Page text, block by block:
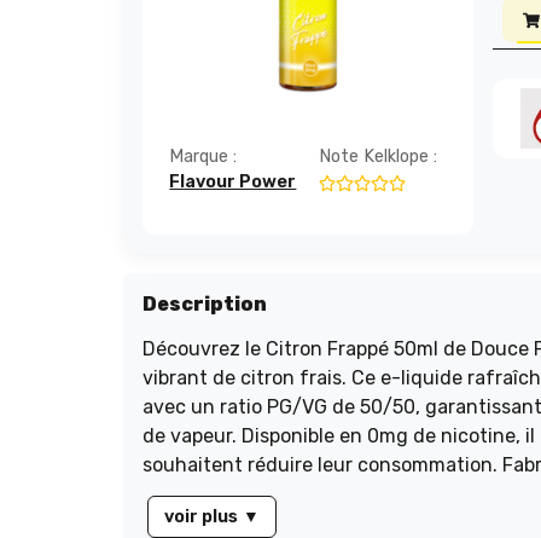
Marque :
Flavour Power
Note Kelklope :
Description
Découvrez le Citron Frappé 50ml de Douce
vibrant de citron frais. Ce e-liquide
avec un ratio PG/VG de 50/50,
de vapeur. Disponible en 0mg de nicotine,
souhaitent réduire leur consommation.
est le choix parfait pour les amateurs de
voir plus ▼